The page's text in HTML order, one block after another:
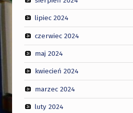
lipiec 2024
czerwiec 2024
maj 2024
kwiecień 2024
marzec 2024
luty 2024